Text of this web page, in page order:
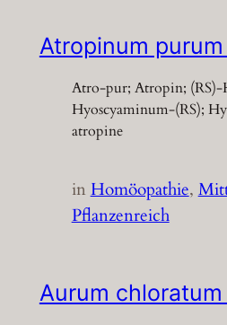
Atropinum
Atro-pur; Atropin; (RS)-
Hyoscyaminum-(RS);
atropine
inHomöopathie,
Pflanzenreich
Aurum